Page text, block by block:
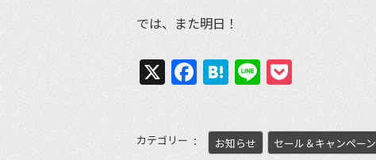
では、また明日！
X Facebook
Hatena
Line
カテゴリー お知らせ セール＆キャンペーン